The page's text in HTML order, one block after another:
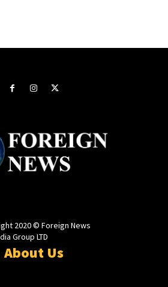
2020 © Foreign News
Group LTD
About Us